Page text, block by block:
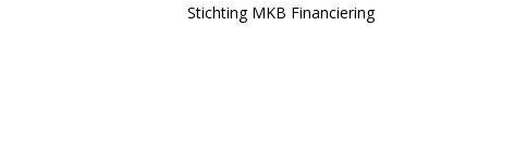
Stichting MKB Financiering